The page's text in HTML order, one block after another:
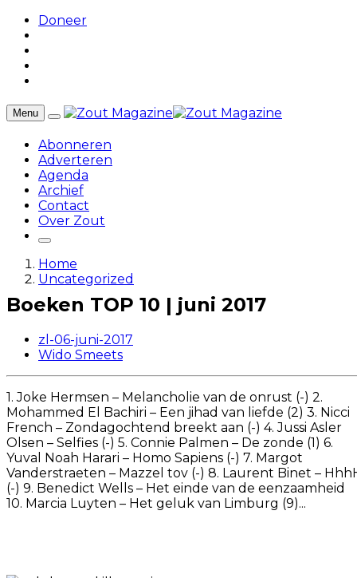
Doneer
Menu
Abonneren
Adverteren
Agenda
Archief
Contact
Over Zout
Home
Uncategorized
Boeken TOP 10 | juni 2017
zl-06-juni-2017
Wido Smeets
1. Joke Hermsen – Melancholie van de onrust (-) 2.
Mohammed El Bachiri – Een jihad van liefde (2) 3. Nicci
French – Zondagochtend breekt aan (-) 4. Jussi Asler
Olsen – Selfies (-) 5. Connie Palmen – De zonde (1) 6.
Yuval Noah Harari – Homo Sapiens (-) 7. Margot
Vanderstraeten – Mazzel tov (-) 8. Laurent Binet –
(-) 9. Benedict Wells – Het einde van de eenzaamheid
10. Marcia Luyten – Het geluk van Limburg (9)...